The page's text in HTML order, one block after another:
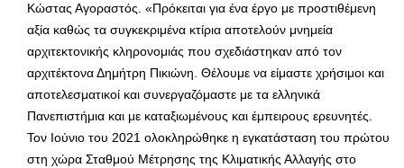
Κώστας Αγοραστός. «Πρόκειται για ένα έργο με προστιθέμενη
αξία καθώς τα συγκεκριμένα κτίρια αποτελούν μνημεία
αρχιτεκτονικής κληρονομιάς που σχεδιάστηκαν από τον
αρχιτέκτονα Δημήτρη Πικιώνη. Θέλουμε να είμαστε χρήσιμοι και
αποτελεσματικοί και συνεργαζόμαστε με τα ελληνικά
Πανεπιστήμια και με καταξιωμένους και έμπειρους ερευνητές.
Τον Ιούνιο του 2021 ολοκληρώθηκε η εγκατάσταση του πρώτου
στη χώρα Σταθμού Μέτρησης της Κλιματικής Αλλαγής στο